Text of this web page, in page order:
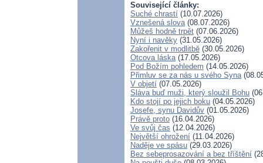
Související články:
Suché chrastí (10.07.2026)
Vznešená slova(08.07.2026)
Můžeš hodně trpět (07.06.2026)
Nyní i navěky (31.05.2026)
Zakořenit v modlitbě (30.05.2026)
Otcova láska(17.05.2026)
Pod Božím pohledem (14.05.2026)
Přimluv se za nás u svého Syna
V objetí (07.05.2026)
Sláva buď muži, který sloužil Bohu
Kdo stojí po jejich boku (04.05.2026)
Josefe, synu Davidův (01.05.2026)
Právě proto (16.04.2026)
Ve svůj čas (12.04.2026)
Největší ohrožení (11.04.2026)
Naděje ve spásu (29.03.2026)
Bez sebeprosazování a bez tříštění